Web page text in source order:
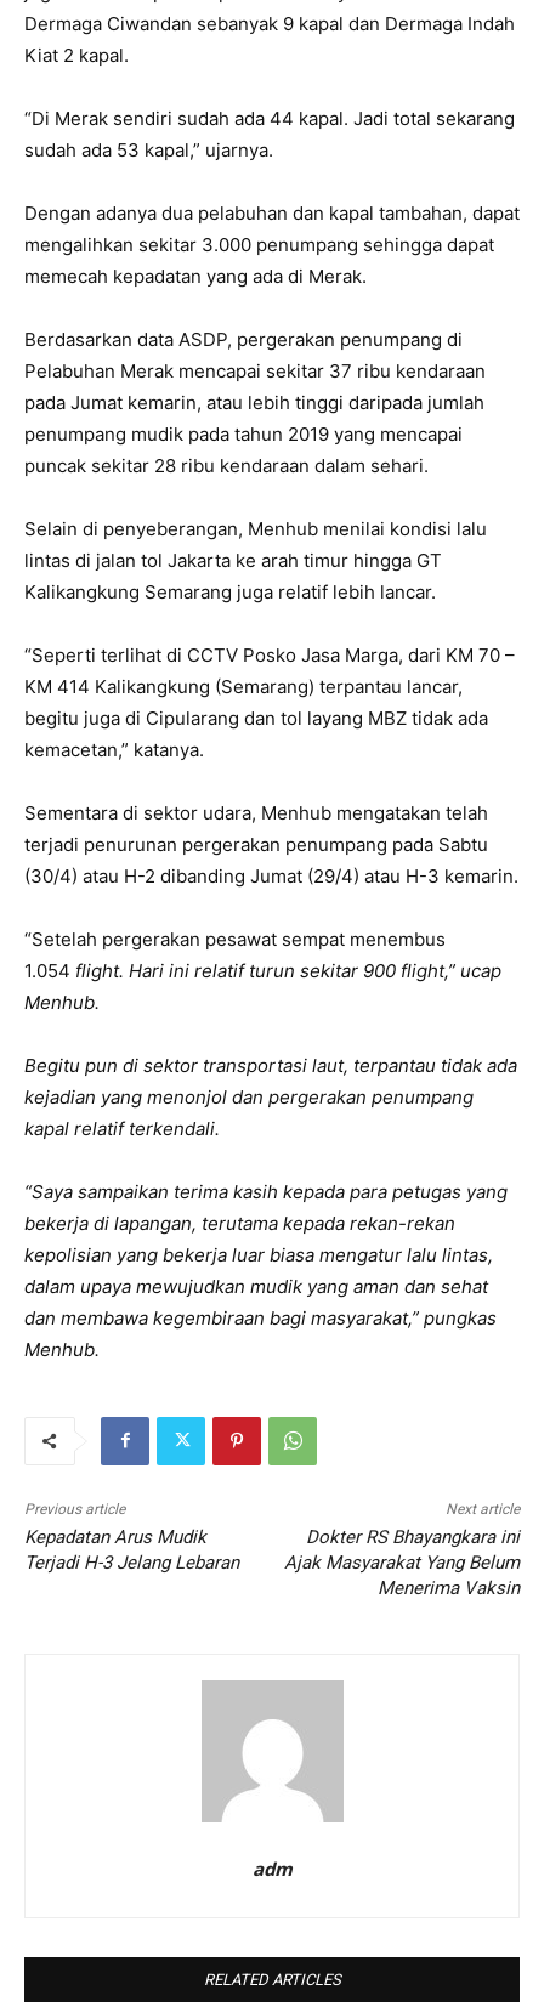
Dermaga Ciwandan sebanyak 9 kapal dan Dermaga Indah
Kiat 2 kapal.
“Di Merak sendiri sudah ada 44 kapal. Jadi total sekarang
sudah ada 53 kapal,” ujarnya.
Dengan adanya dua pelabuhan dan kapal tambahan, dapat
mengalihkan sekitar 3.000 penumpang sehingga dapat
memecah kepadatan yang ada di Merak.
Berdasarkan data ASDP, pergerakan penumpang di
Pelabuhan Merak mencapai sekitar 37 ribu kendaraan
pada Jumat kemarin, atau lebih tinggi daripada jumlah
penumpang mudik pada tahun 2019 yang mencapai
puncak sekitar 28 ribu kendaraan dalam sehari.
Selain di penyeberangan, Menhub menilai kondisi lalu
lintas di jalan tol Jakarta ke arah timur hingga GT
Kalikangkung Semarang juga relatif lebih lancar.
“Seperti terlihat di CCTV Posko Jasa Marga, dari KM 70 –
KM 414 Kalikangkung (Semarang) terpantau lancar,
begitu juga di Cipularang dan tol layang MBZ tidak ada
kemacetan,” katanya.
Sementara di sektor udara, Menhub mengatakan telah
terjadi penurunan pergerakan penumpang pada Sabtu
(30/4) atau H-2 dibanding Jumat (29/4) atau H-3 kemarin.
“Setelah pergerakan pesawat sempat menembus
1.054 flight. Hari ini relatif turun sekitar 900 flight,” ucap
Menhub.
Begitu pun di sektor transportasi laut, terpantau tidak ada
kejadian yang menonjol dan pergerakan penumpang
kapal relatif terkendali.
“Saya sampaikan terima kasih kepada para petugas yang
bekerja di lapangan, terutama kepada rekan-rekan
kepolisian yang bekerja luar biasa mengatur lalu lintas,
dalam upaya mewujudkan mudik yang aman dan sehat
dan membawa kegembiraan bagi masyarakat,” pungkas
Menhub.
Previous article
Kepadatan Arus Mudik
Terjadi H-3 Jelang Lebaran
Next article
Dokter RS Bhayangkara ini
Ajak Masyarakat Yang Belum
Menerima Vaksin
adm
RELATED ARTICLES